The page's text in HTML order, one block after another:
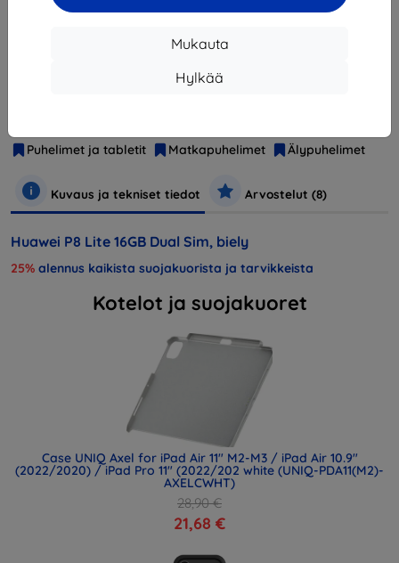
Mukauta
Hylkää
Puhelimet ja tabletit
Matkapuhelimet Älypuhelimet
Kuvaus ja tekniset tiedot Arvostelut (8)
Huawei P8 Lite 16GB Dual Sim, biely
25% alennus kaikista suojakuorista ja tarvikkeista
Kotelot ja suojakuoret
Case UNIQ Axel for iPad Air 11" M2-M3 / iPad Air 10.9"
(2022/2020) / iPad Pro 11" (2022/202 white (UNIQ-PDA11(M2)-
AXELCWHT)
28,90 €
21,68 €